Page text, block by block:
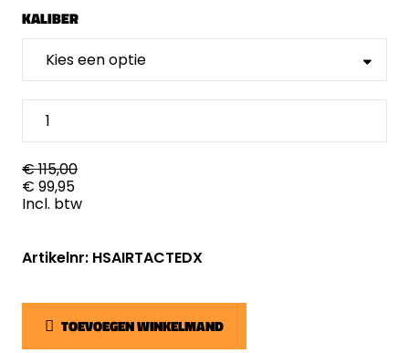
KALIBER
€ 115,00
€ 99,95
Incl. btw
Artikelnr: HSAIRTACTEDX
TOEVOEGEN WINKELMAND